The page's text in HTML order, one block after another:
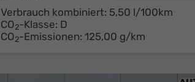
Verbrauch kombiniert: 5,50 l/100km
CO2-Klasse: D
CO2-Emissionen: 125,00 g/km